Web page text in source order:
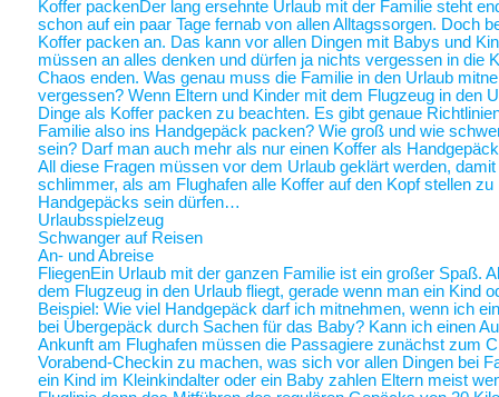
Koffer packenDer lang ersehnte Urlaub mit der Familie steht
schon auf ein paar Tage fernab von allen Alltagssorgen. Doch
Koffer packen an. Das kann vor allen Dingen mit Babys und
müssen an alles denken und dürfen ja nichts vergessen in die
Chaos enden. Was genau muss die Familie in den Urlaub
vergessen? Wenn Eltern und Kinder mit dem Flugzeug in den
Dinge als Koffer packen zu beachten. Es gibt genaue
Familie also ins Handgepäck packen? Wie groß und wie
sein? Darf man auch mehr als nur einen Koffer als
All diese Fragen müssen vor dem Urlaub geklärt werden,
schlimmer, als am Flughafen alle Koffer auf den Kopf stellen
Handgepäcks sein dürfen…
Urlaubsspielzeug
Schwanger auf Reisen
An- und Abreise
FliegenEin Urlaub mit der ganzen Familie ist ein großer Spaß.
dem Flugzeug in den Urlaub fliegt, gerade wenn man ein Kind
Beispiel: Wie viel Handgepäck darf ich mitnehmen, wenn ich
bei Übergepäck durch Sachen für das Baby? Kann ich einen
Ankunft am Flughafen müssen die Passagiere zunächst zum
Vorabend-Checkin zu machen, was sich vor allen Dingen bei
ein Kind im Kleinkindalter oder ein Baby zahlen Eltern meist